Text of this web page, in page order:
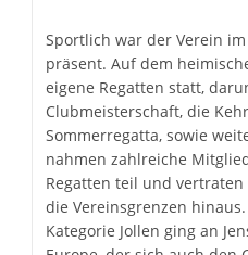
Sportlich war der Verein
präsent. Auf dem
eigene Regatten statt,
Clubmeisterschaft, die
Sommerregatta, sowie
nahmen zahlreiche
Regatten teil und vertraten
die Vereinsgrenzen
Kategorie Jollen ging an